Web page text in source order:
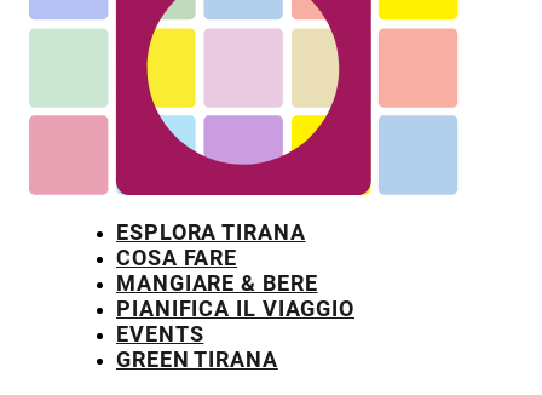
ESPLORA TIRANA
COSA FARE
MANGIARE & BERE
PIANIFICA IL VIAGGIO
EVENTS
GREEN TIRANA